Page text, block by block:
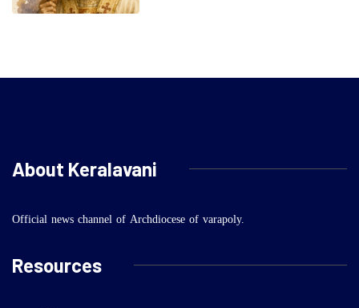
About Keralavani
Official news channel of Archdiocese of varapoly.
Resources